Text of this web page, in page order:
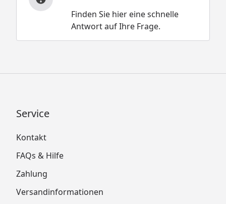
Finden Sie hier eine schnelle
Antwort auf Ihre Frage.
Service
Kontakt
FAQs & Hilfe
Zahlung
Versandinformationen